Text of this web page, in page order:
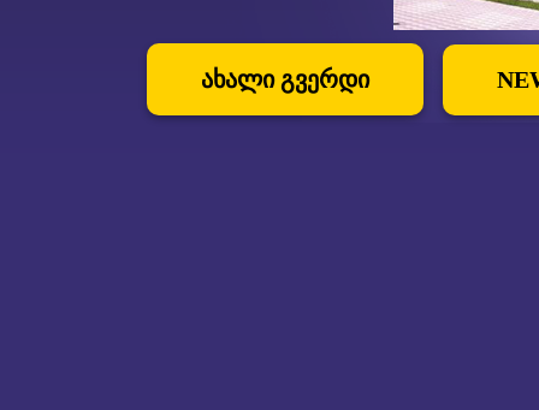
ახალი გვერდი